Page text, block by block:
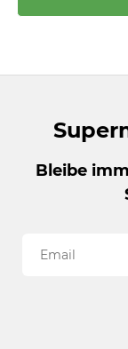
Bleibe